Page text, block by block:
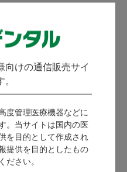
向けの通信販売サイ
。
度管理医療機器などに
。当サイトは国内の医
を目的として作成され
提供を目的としたもの
ださい。
新型咬合器 ホビー型
オオタキ